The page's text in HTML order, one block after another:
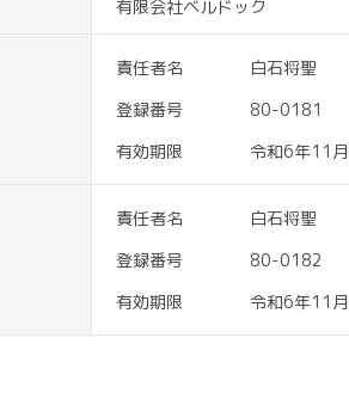
有限会社ベルドック
責任者名
白石将聖
登録番号
80-0181
有効期限
令和6年11
責任者名
白石将聖
登録番号
80-0182
有効期限
令和6年11